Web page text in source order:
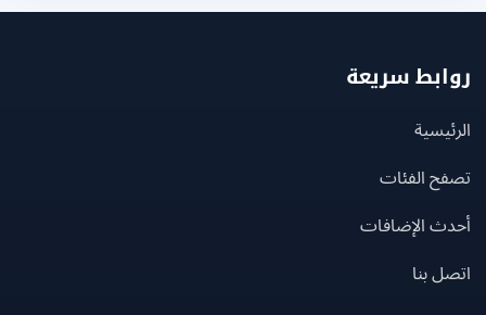
سريعة
الفئات
الإضافات
بنا